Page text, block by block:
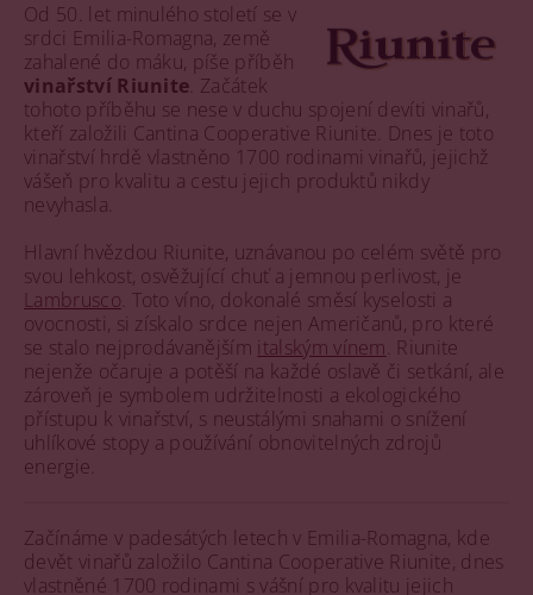
Od 50. let minulého století se v
srdci Emilia-Romagna, země
zahalené do máku, píše příběh
vinařství Riunite . Začátek
tohoto příběhu se nese v duchu spojení devíti vinařů,
kteří založili Cantina Cooperative Riunite. Dnes je toto
vinařství hrdě vlastněno 1700 rodinami vinařů, jejichž
vášeň pro kvalitu a cestu jejich produktů nikdy
nevyhasla.
Hlavní hvězdou Riunite, uznávanou po celém světě pro
svou lehkost, osvěžující chuť a jemnou perlivost, je
Lambrusco . Toto víno, dokonalé směsí kyselosti a
ovocnosti, si získalo srdce nejen Američanů, pro které
se stalo nejprodávanějším italským vínem . Riunite
nejenže očaruje a potěší na každé oslavě či setkání, ale
zároveň je symbolem udržitelnosti a ekologického
přístupu k vinařství, s neustálými snahami o snížení
uhlíkové stopy a používání obnovitelných zdrojů
energie.
Začínáme v padesátých letech v Emilia-Romagna, kde
devět vinařů založilo Cantina Cooperative Riunite, dnes
vlastněné 1700 rodinami s vášní pro kvalitu jejich